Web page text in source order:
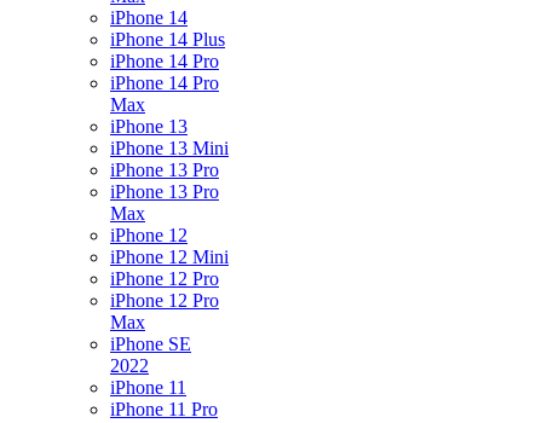
iPhone 14
iPhone 14 Plus
iPhone 14 Pro
iPhone 14 Pro
Max
iPhone 13
iPhone 13 Mini
iPhone 13 Pro
iPhone 13 Pro
Max
iPhone 12
iPhone 12 Mini
iPhone 12 Pro
iPhone 12 Pro
Max
iPhone SE
2022
iPhone 11
iPhone 11 Pro